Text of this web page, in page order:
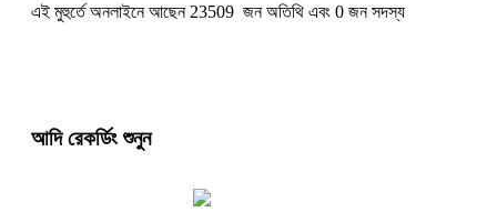
এই মুহুর্তে অনলাইনে আছেন 23509 জন অতিথি এবং 0 জন সদস্য
আদি রেকর্ডিং শুনুন